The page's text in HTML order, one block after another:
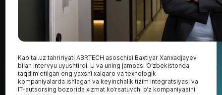
Kapital.uz tahririyati ABRTECH asoschisi Baxtiyar Xanxadjayev
bilan intervyu uyushtirdi. U va uning jamoasi O‘zbekistonda
taqdim etilgan eng yaxshi xalqaro va texnologik
kompaniyalarda ishlagan va keyinchalik tizim integratsiyasi va
IT-autsorsing bozorida xizmat ko‘rsatuvchi o‘z kompaniyasini